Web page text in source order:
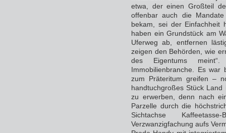
etwa, der einen Großteil
offenbar auch die
bekam, sei der Einfachheit
haben ein Grundstück am
Uferweg ab, entfernen
zeigen den Behörden, wie
des Eigentums
Immobilienbranche. Es
zum Präteritum greifen –
handtuchgroßes Stück Land
zu erwerben, denn nach
Parzelle durch die
Sichtachse
Verzwanzigfachung aufs